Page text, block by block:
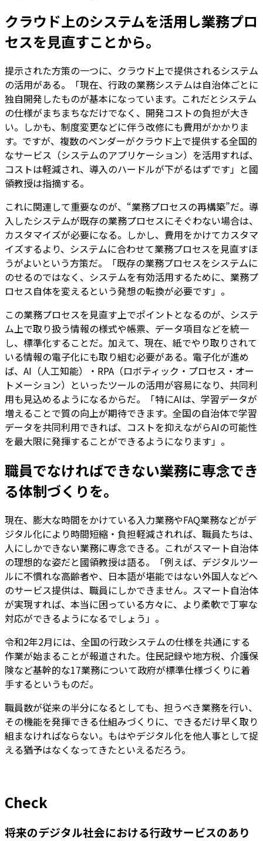
クラウド上のシステムを活用し業務プロ
セスを見直すことから。
提示された方策の一つに、クラウド上で提供されるシステム
の活用がある。「現在、行政の業務システムは自治体ごとに
独自開発したものが基本になっています。これだとシステム
の仕様がまちまちなだけでなく、開発コストの負担が大き
い。しかも、制度変更などに伴う改修にも費用がかかりま
す。ですが、複数のベンダーがクラウド上で提供する全国的
なサービス（システムのアプリケーション）を活用すれば、
コストは軽減され、導入のハードルが下がるはずです」と國
領教授は指摘する。
これに関連して重要なのが、“業務プロセスの再構築”だ。導
入したシステムが既存の業務プロセスにそぐわない場合は、
カスタマイズが必要になる。しかし、費用をかけてカスタマ
イズするより、システムに合わせて業務プロセスを見直すほ
うがよいという方策だ。「既存の業務プロセスをシステムに
のせるのではなく、システムを有効活用するために、業務プ
ロセス自体を変えるという発想の転換が必要です」。
この業務プロセスを見直す上でポイントとなるのが、システ
ム上で取り扱う情報の様式や帳票、データ項目などを統一
し、標準化することだ。加えて、現在、紙でやり取りされて
いる情報の電子化にも取り組む必要がある。電子化が進め
ば、AI（人工知能）・RPA（ロボティック・プロセス・オー
トメーション）といったツールの活用が容易になり、共同利
用も見込めるようになるからだ。「特にAIは、学習データが
増えることで質の向上が期待できます。全国の自治体で学習
データを共同利用できれば、コストを抑えながらAIの可能性
を最大限に発揮することができるようになります」。
職員でなければできない業務に専念でき
る体制づくりを。
現在、膨大な時間をかけている入力業務やFAQ業務などがデ
ジタル化により時間短縮・負担軽減されれば、職員たちは、
人にしかできない業務に専念できる。これがスマート自治体
の理想的な姿だと國領教授は語る。「例えば、デジタルツー
ルに不慣れな高齢者や、日本語が堪能ではない外国人などへ
のサービス提供は、職員にしかできません。スマート自治体
が実現すれば、本当に困っている方々に、より柔軟で丁寧な
対応ができるようになるでしょう」。
令和2年2月には、全国の行政システムの仕様を共通にする
作業が始まることが報道された。住民記録や地方税、介護保
険など基幹的な17業務について政府が標準仕様づくりに着
手するというものだ。
職員数が従来の半分になるとしても、担うべき業務を行い、
その機能を発揮できる仕組みづくりに、できるだけ早く取り
組まなければならない。もはやデジタル化を他人事として捉
える猶予はなくなってきたといえるだろう。
Check
将来のデジタル社会における行政サービスのあり